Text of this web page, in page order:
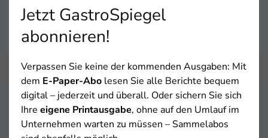
Alles für den Gast 2026
Messewachstum und neue Impulse
GastroSpiegel, 17.07.2026 – Dem Thema „Die Neue
Gastlichkeit – KI & Mensch“ will sich die „Alles für den
Gast“ von 7. bis 10. November 2026 im Messezentrum
Jetzt GastroSpiegel
abonnieren!
Verpassen Sie keine der kommenden Ausgaben: Mit
dem E-Paper-Abo lesen Sie alle Berichte bequem
digital – jederzeit und überall. Oder sichern Sie sich
Ihre eigene Printausgabe, ohne auf den Umlauf im
Unternehmen warten zu müssen – Sammelabos